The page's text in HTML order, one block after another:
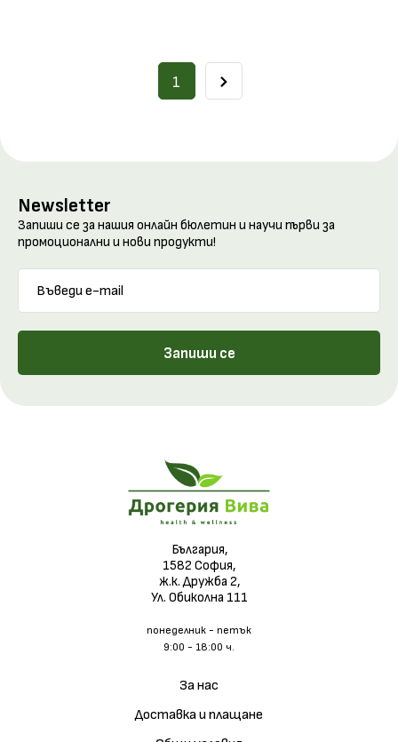
1
Newsletter
Запиши се за нашия онлайн бюлетин и научи първи за
промоционални и нови продукти!
Запиши се
България,
1582 София,
ж.к. Дружба 2,
Ул. Обиколна 111
понеделник - петък
9:00 - 18:00 ч.
За нас
Доставка и плащане